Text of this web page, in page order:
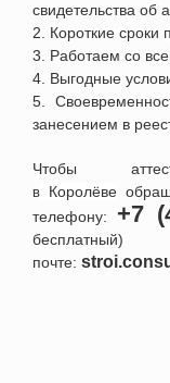
свидетельства об
2. Короткие сроки
3. Работаем со
4. Выгодные
5.
занесением в
Чтобы
в Королёве
телефону: +7
почте: